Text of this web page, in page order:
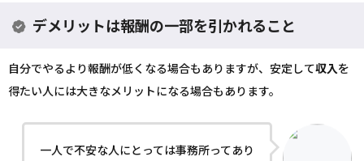
デメリットは報酬の一部を引かれること
自分でやるより報酬が低くなる場合もありますが、安定して収入を
得たい人には大きなメリットになる場合もあります。
一人で不安な人にとっては事務所ってあり